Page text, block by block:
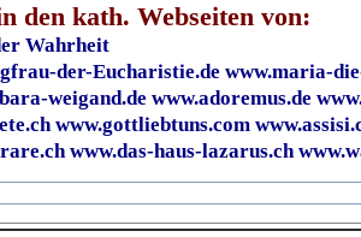
den kath. Webseiten von:
Wahrheit
der-Eucharistie.de www.maria-
weigand.de www.adoremus.de
www.gottliebtuns.com
www.das-haus-lazarus.ch